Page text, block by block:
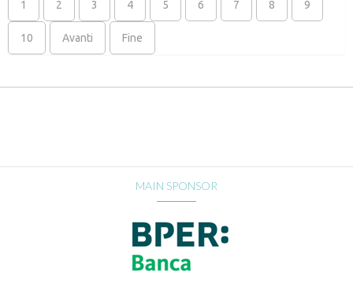
1 2 3 4 5 6 7 8 9
10 Avanti Fine
MAIN SPONSOR